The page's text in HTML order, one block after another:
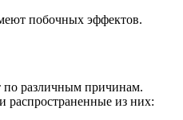
побочных эффектов.
различным причинам.
распространенные из них: